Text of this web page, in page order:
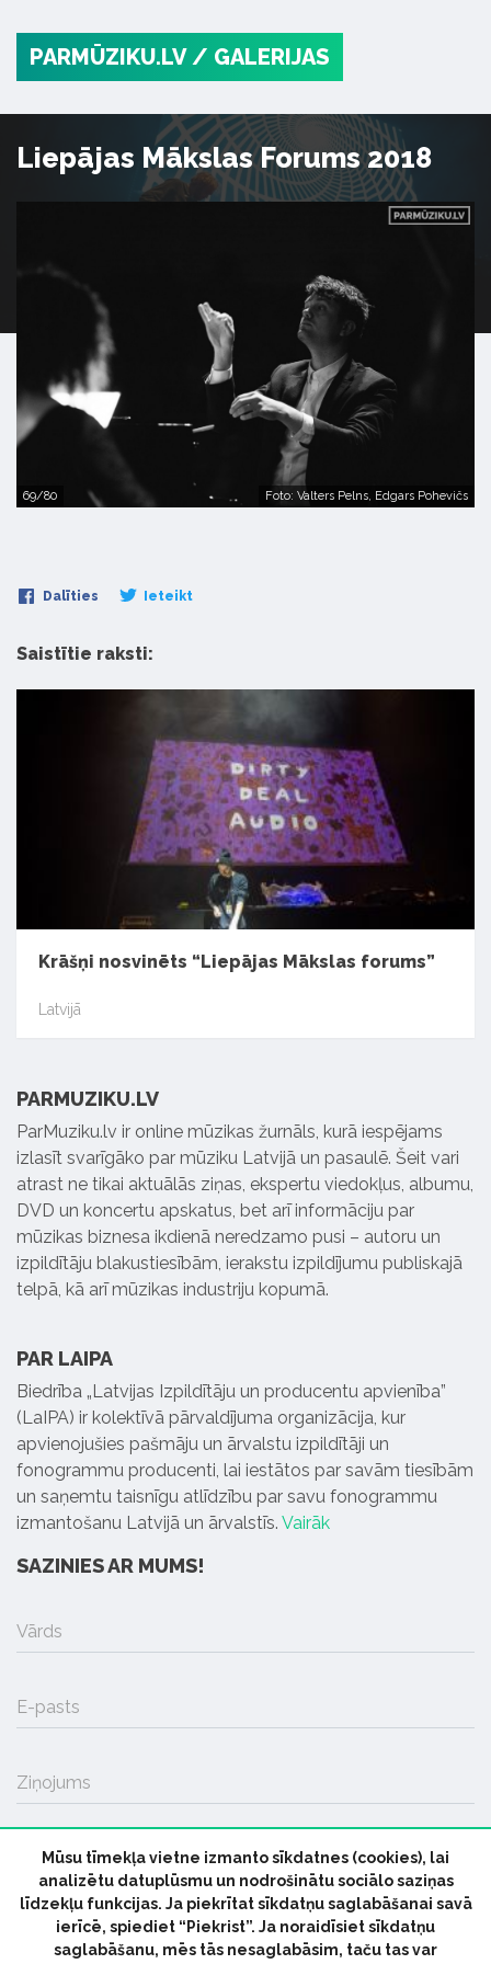
PARMŪZIKU.LV / GALERIJAS
Liepājas Mākslas Forums 2018
69/80 Foto: Valters Pelns, Edgars Pohevičs
Dalīties Ieteikt
Saistītie raksti:
Krāšņi nosvinēts “Liepājas Mākslas forums”
Latvijā
PARMUZIKU.LV
ParMuziku.lv ir online mūzikas žurnāls, kurā iespējams
izlasīt svarīgāko par mūziku Latvijā un pasaulē. Šeit vari
atrast ne tikai aktuālās ziņas, ekspertu viedokļus, albumu,
DVD un koncertu apskatus, bet arī informāciju par
mūzikas biznesa ikdienā neredzamo pusi – autoru un
izpildītāju blakustiesībām, ierakstu izpildījumu publiskajā
telpā, kā arī mūzikas industriju kopumā.
PAR LAIPA
Biedrība „Latvijas Izpildītāju un producentu apvienība”
(LaIPA) ir kolektīvā pārvaldījuma organizācija, kur
apvienojušies pašmāju un ārvalstu izpildītāji un
fonogrammu producenti, lai iestātos par savām tiesībām
un saņemtu taisnīgu atlīdzību par savu fonogrammu
izmantošanu Latvijā un ārvalstīs. Vairāk
SAZINIES AR MUMS!
Vārds
E-pasts
Ziņojums
SŪTĪT
Mūsu tīmekļa vietne izmanto sīkdatnes (cookies), lai
analizētu datuplūsmu un nodrošinātu sociālo saziņas
līdzekļu funkcijas. Ja piekrītat sīkdatņu saglabāšanai savā
ierīcē, spiediet “Piekrist”. Ja noraidīsiet sīkdatņu
saglabāšanu, mēs tās nesaglabāsim, taču tas var